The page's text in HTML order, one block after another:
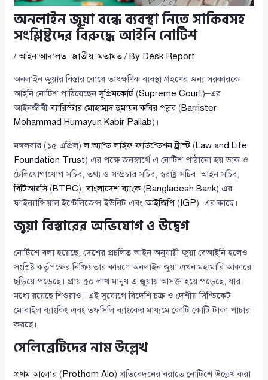
অনলাইন জুয়া বন্ধে ব্যবস্থা নিতে সাকিবসহ
সংশ্লিষ্টদের বিরুদ্ধে আইনি নোটিশ
/আইন আদালত,জাতীয়,মতামত/ By Desk Report
অনলাইন জুয়ার বিস্তার রোধে তাৎক্ষণিক ব্যবস্থা গ্রহণের জন্য সরকারকে
আইনি নোটিশ পাঠিয়েছেনসুপ্রিমকোর্ট (Supreme Court)–এর
আইনজীবীব্যারিস্টার মোহাম্মদ হুমায়ন কবির পল্লব(Barrister
Mohammad Humayun Kabir Pallab)।
মঙ্গলবার (১৫ এপ্রিল)ল অ্যান্ড লাইফ ফাউন্ডেশন ট্রাস্ট (Law and Life
Foundation Trust) এর পক্ষে জনস্বার্থে এ নোটিশ পাঠানো হয় ডাক ও
টেলিযোগাযোগ সচিব, তথ্য ও সম্প্রচার সচিব, স্বরাষ্ট্র সচিব, আইন সচিব,
বিটিআরসি(BTRC),বাংলাদেশ ব্যাংক(Bangladesh Bank) এর
ফাইন্যান্সিয়াল ইন্টেলিজেন্স ইউনিট এবংআইজিপি (IGP)–এর কাছে।
জুয়া বিস্তারের অভিযোগ ও উদ্বেগ
নোটিশে বলা হয়েছে, দেশের প্রচলিত আইন অনুযায়ী জুয়া বেআইনি হলেও
সংশ্লিষ্ট কর্তৃপক্ষের নিষ্ক্রিয়তার কারণে অনলাইন জুয়া এখন মহামারি আকারে
ছড়িয়ে পড়েছে। প্রায় ৫০ লাখ মানুষ এ জুয়ায় আসক্ত হয়ে পড়েছে, যার
মধ্যে রয়েছে শিশুরাও। এই সুযোগে বিদেশি চক্র ও দেশীয় সিন্ডিকেট
মোবাইল ব্যাংকিং এবং তফসিলি ব্যাংকের মাধ্যমে কোটি কোটি টাকা পাচার
করছে।
সেলিব্রেটিদের নাম উল্লেখ
প্রথম আলোর (Prothom Alo) প্রতিবেদনের বরাতে নোটিশে উল্লেখ করা